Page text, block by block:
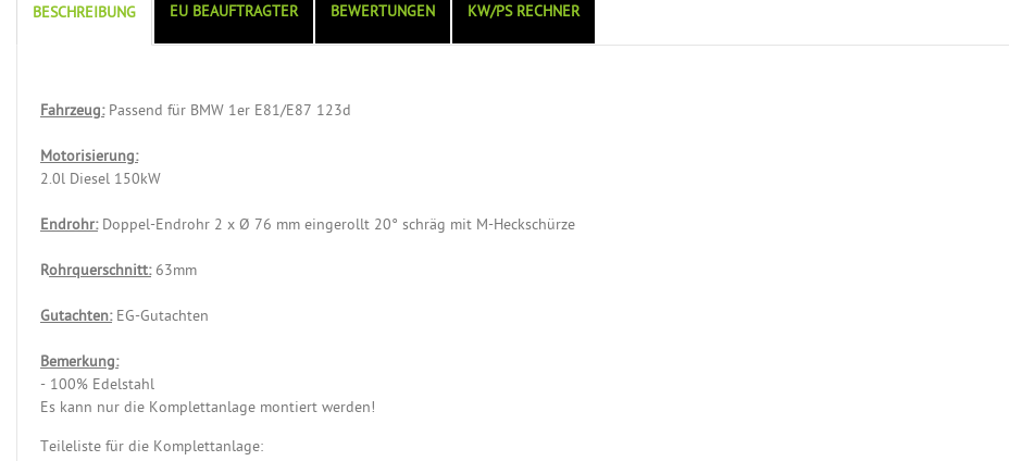
BESCHREIBUNG EU BEAUFTRAGTER BEWERTUNGEN KW/PS RECHNER
Fahrzeug:Passend für BMW 1er E81/E87 123d
Motorisierung:
2.0l Diesel 150kW
Endrohr:Doppel-Endrohr 2 x Ø 76 mm eingerollt 20° schräg mit M-Heckschürze
Rohrquerschnitt:63mm
Gutachten:EG-Gutachten
Bemerkung:
- 100% Edelstahl
Es kann nur die Komplettanlage montiert werden!
Teileliste für die Komplettanlage: